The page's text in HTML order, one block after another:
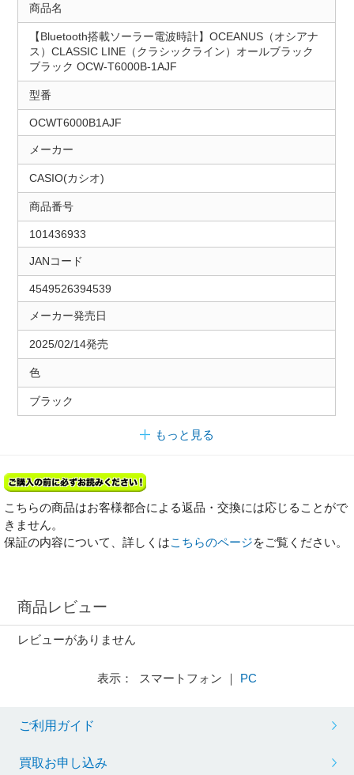
商品名
【Bluetooth搭載ソーラー電波時計】OCEANUS（オシアナ
ス）CLASSIC LINE（クラシックライン）オールブラック
ブラック OCW-T6000B-1AJF
型番
OCWT6000B1AJF
メーカー
CASIO(カシオ)
商品番号
101436933
JANコード
4549526394539
メーカー発売日
2025/02/14発売
色
ブラック
もっと見る
こちらの商品はお客様都合による返品・交換には応じることがで
きません。
保証の内容について、詳しくはこちらのページをご覧ください。
商品レビュー
レビューがありません
表示： スマートフォン ｜ PC
ご利用ガイド
買取お申し込み